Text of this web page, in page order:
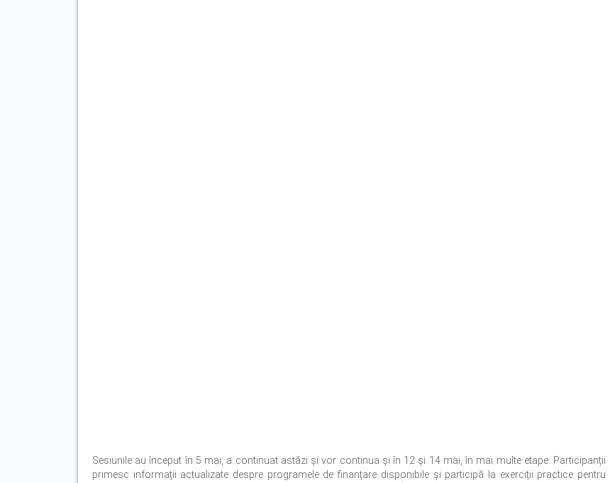
Sesiunile au început în 5 mai, a continuat astăzi și vor continua și în 12 și 14 mai, în mai multe etape. Participanții
primesc informații actualizate despre programele de finanțare disponibile și participă la exerciții practice pentru